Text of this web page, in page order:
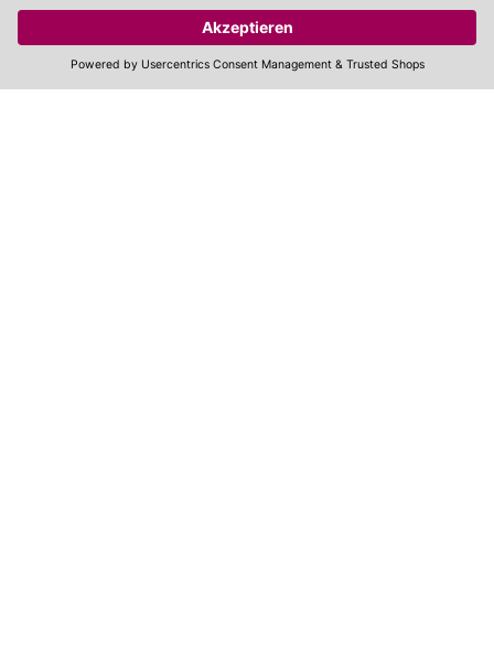
14:00-15:00 Uhr